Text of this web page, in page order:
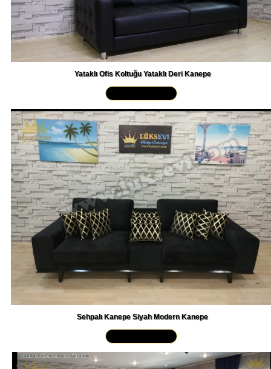
Yataklı Ofis Koltuğu Yataklı Deri Kanepe
Sehpalı Kanepe Siyah Modern Kanepe